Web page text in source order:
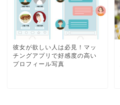
彼女が欲しい人は必見！マッ
チングアプリで好感度の高い
プロフィール写真